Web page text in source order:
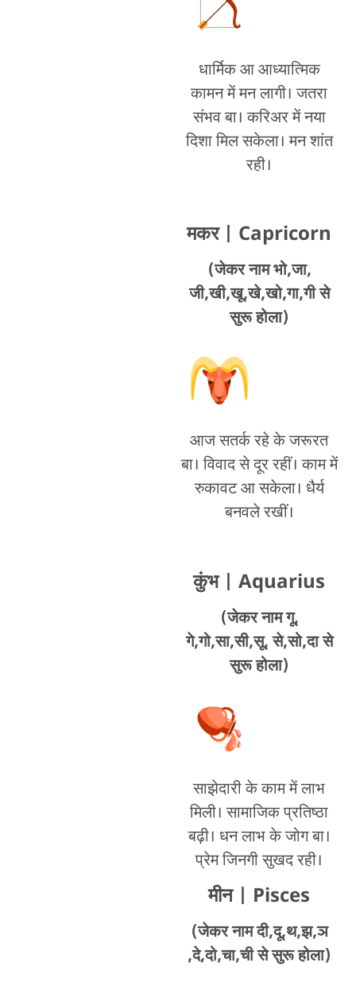
धार्मिक आ आध्यात्मिक
कामन में मन लागी। जतरा
संभव बा। करिअर में नया
दिशा मिल सकेला। मन शांत
रही।
मकर | Capricorn
(जेकर नाम भो,जा,
जी,खी,खू,खे,खो,गा,गी से
सुरू होला)
आज सतर्क रहे के जरूरत
बा। विवाद से दूर रहीं। काम में
रुकावट आ सकेला। धैर्य
बनवले रखीं।
कुंभ | Aquarius
(जेकर नाम गू,
गे,गो,सा,सी,सू, से,सो,दा से
सुरू होला)
साझेदारी के काम में लाभ
मिली। सामाजिक प्रतिष्ठा
बढ़ी। धन लाभ के जोग बा।
प्रेम जिनगी सुखद रही।
मीन | Pisces
(जेकर नाम दी,दू,थ,झ,ञ
,दे,दो,चा,ची से सुरू होला)